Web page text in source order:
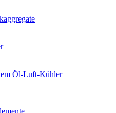
Öl-Luft-Kühler